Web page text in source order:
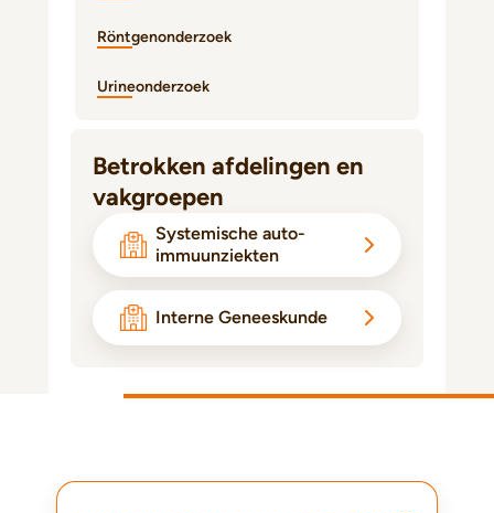
Röntgenonderzoek
Urineonderzoek
Betrokken afdelingen en
vakgroepen
Systemische auto-
immuunziekten
Interne Geneeskunde